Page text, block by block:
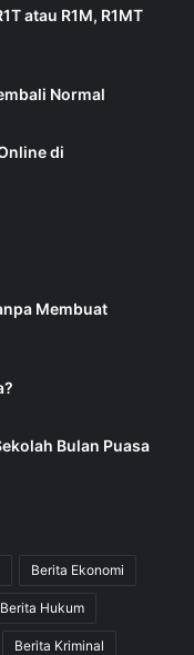
atau R1M, R1MT
Normal
di
Membuat
Bulan Puasa
Berita Ekonomi
Berita Hukum
Berita Kriminal